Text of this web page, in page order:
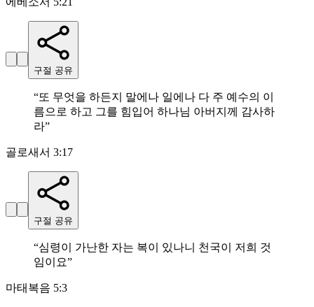
구절 공유
“또 무엇을 하든지 말에나 일에나 다 주 예수의 이
름으로 하고 그를 힘입어 하나님 아버지께 감사하
라”
골로새서 3:17
구절 공유
“심령이 가난한 자는 복이 있나니 천국이 저희 것
임이요”
마태복음 5:3